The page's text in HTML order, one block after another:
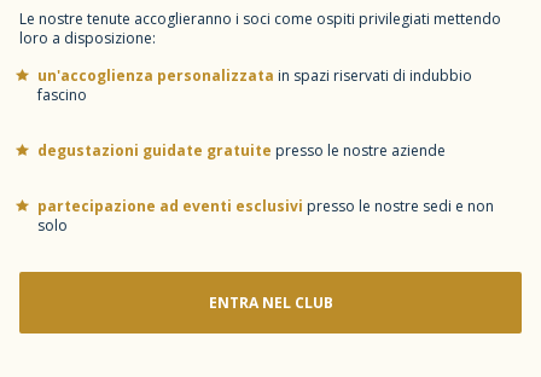
Le nostre tenute accoglieranno i soci come ospiti privilegiati mettendo
loro a disposizione:
un'accoglienza personalizzata in spazi riservati di indubbio
fascino
degustazioni guidate gratuite presso le nostre aziende
partecipazione ad eventi esclusivi presso le nostre sedi e non
solo
ENTRA NEL CLUB